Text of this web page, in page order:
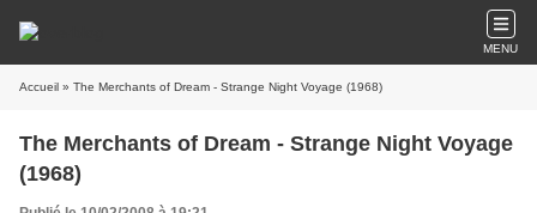
MENU
Accueil » The Merchants of Dream - Strange Night Voyage (1968)
The Merchants of Dream - Strange Night Voyage
(1968)